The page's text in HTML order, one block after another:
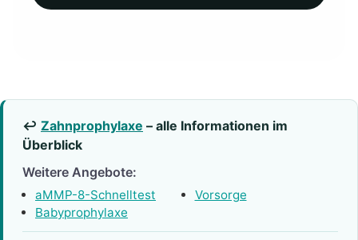
↩ Zahnprophylaxe​ – alle Informationen im
Überblick
Weitere Angebote:
aMMP-8-Schnelltest​
Babyprophylaxe
Vorsorge